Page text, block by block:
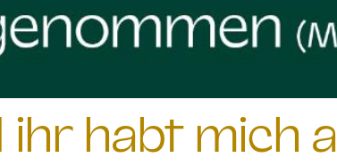
habt mich